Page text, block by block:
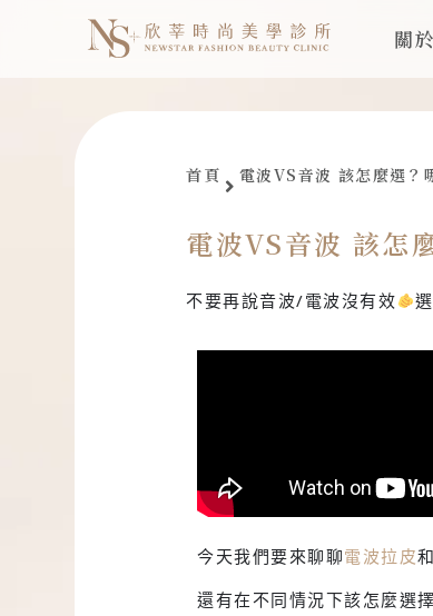
關
首頁 電波VS音波 該怎麼選？
電波VS音波 該怎
不要再說音波/電波沒有效
今天我們要來聊聊電波拉皮和
還有在不同情況下該怎麼選